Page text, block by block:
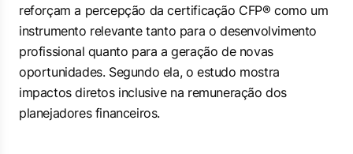
reforçam a percepção da certificação CFP® como um
instrumento relevante tanto para o desenvolvimento
profissional quanto para a geração de novas
oportunidades. Segundo ela, o estudo mostra
impactos diretos inclusive na remuneração dos
planejadores financeiros.